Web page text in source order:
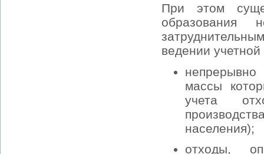
При этом
образования
ведении
массы
учета
населения);
отходы,